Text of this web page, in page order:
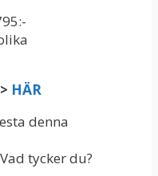
HÄR
denna
tycker du?